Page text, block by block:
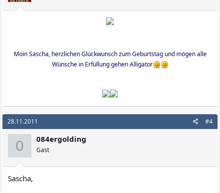
Moin Sascha, herzlichen Glückwunsch zum Geburtstag und mögen alle
Wünsche in Erfüllung gehen Alligator
28.11.2011 #4
0 084ergolding
Gast
Sascha,